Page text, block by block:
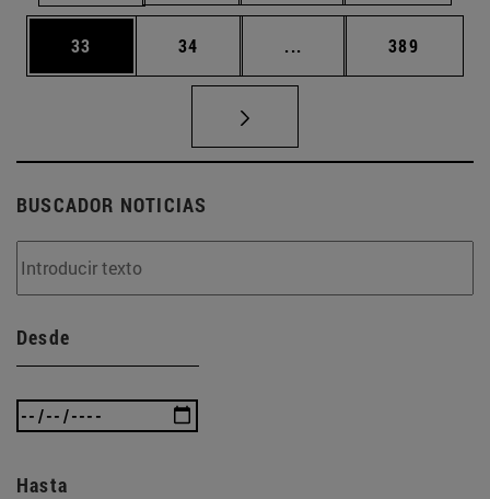
Página
33 Página
34 ... Páginas intermedias
Página
389
BUSCADOR NOTICIAS
Desde
Hasta